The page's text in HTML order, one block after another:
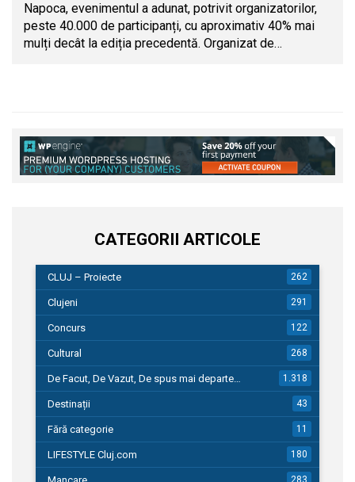
Napoca, evenimentul a adunat, potrivit organizatorilor,
peste 40.000 de participanți, cu aproximativ 40% mai
mulți decât la ediția precedentă. Organizat de…
CATEGORII ARTICOLE
CLUJ – Proiecte 262
Clujeni 291
Concurs 122
Cultural 268
De Facut, De Vazut, De spus mai departe… 1.318
Destinații 43
Fără categorie 11
LIFESTYLE Cluj.com 180